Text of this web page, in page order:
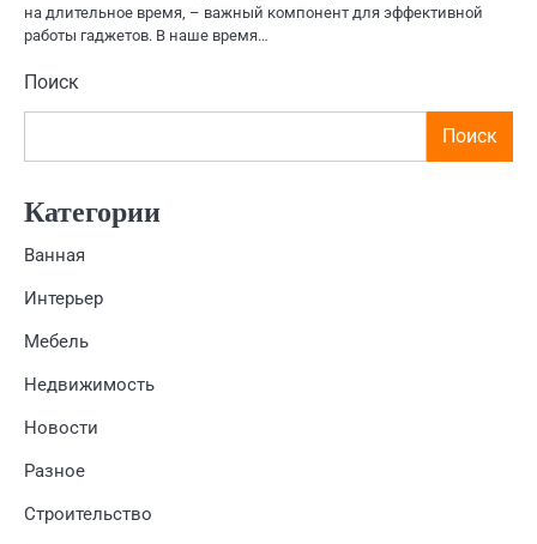
на длительное время, – важный компонент для эффективной
работы гаджетов. В наше время…
Поиск
Поиск
Категории
Ванная
Интерьер
Мебель
Недвижимость
Новости
Разное
Строительство